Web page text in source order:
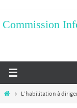
vers
Commission
HomeL’habilitation à